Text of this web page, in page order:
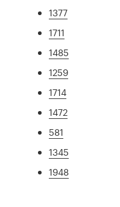
1377
1711
1485
1259
1714
1472
581
1345
1948